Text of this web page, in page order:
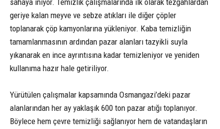
sahaya iniyor. Temizlik çalışmalarında ilk olarak tezgahlardan
geriye kalan meyve ve sebze atıkları ile diğer çöpler
toplanarak çöp kamyonlarına yükleniyor. Kaba temizliğin
tamamlanmasının ardından pazar alanları tazyikli suyla
yıkanarak en ince ayrıntısına kadar temizleniyor ve yeniden
kullanıma hazır hale getiriliyor.
Yürütülen çalışmalar kapsamında Osmangazi’deki pazar
alanlarından her ay yaklaşık 600 ton pazar atığı toplanıyor.
Böylece hem çevre temizliği sağlanıyor hem de vatandaşların